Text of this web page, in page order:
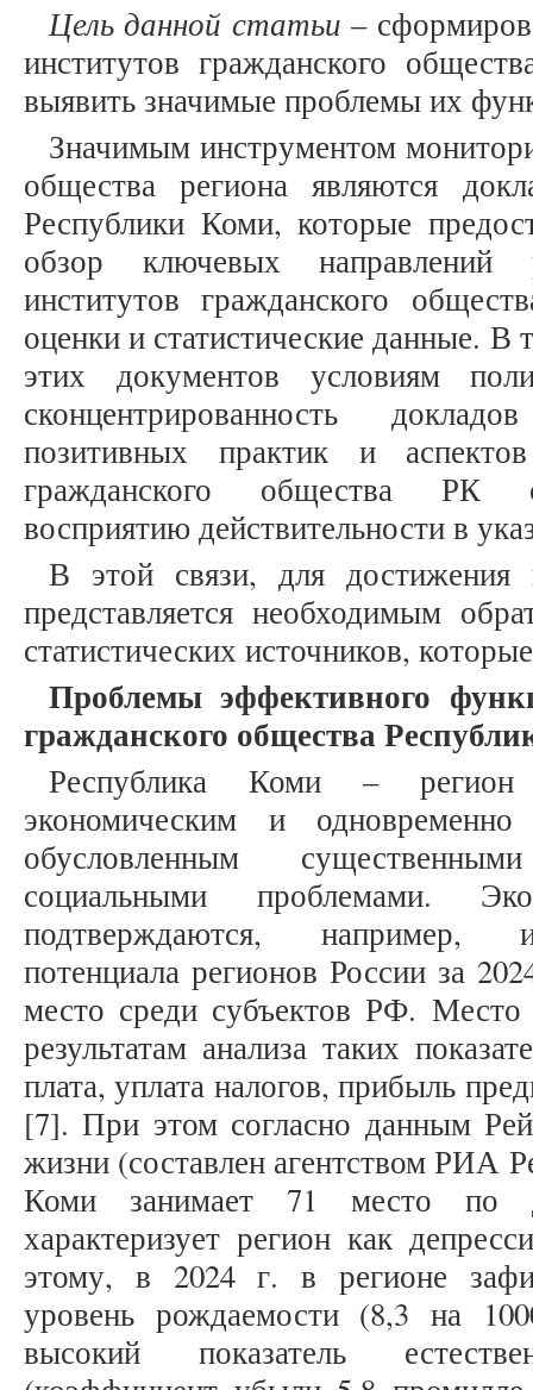
Цель данной статьи –
институтов гражданского
выявить значимые проблемы их
Значимым инструментом
общества региона являются
Республики Коми, которые
обзор ключевых направлений
институтов гражданского
оценки и статистические данные.
этих документов условиям
сконцентрированность
позитивных практик и
гражданского общества РК
восприятию действительности в
В этой связи, для достижения
представляется необходимым
статистических источников,
Проблемы эффективного
гражданского общества
Республика Коми –
экономическим и
обусловленным
социальными проблемами.
подтверждаются, например,
потенциала регионов России за
место среди субъектов РФ. Место
результатам анализа таких
плата, уплата налогов, прибыль
[7]. При этом согласно данным
жизни (составлен агентством РИА
Коми занимает 71 место по
характеризует регион как
этому, в 2024 г. в регионе
уровень рождаемости (8,3 на
высокий показатель